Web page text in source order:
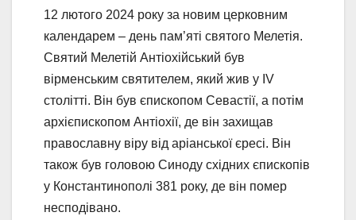
12 лютого 2024 року за новим церковним
календарем – день пам’яті святого Мелетія.
Святий Мелетій Антіохійський був
вірменським святителем, який жив у IV
столітті. Він був єпископом Севастії, а потім
архієпископом Антіохії, де він захищав
православну віру від аріанської єресі. Він
також був головою Синоду східних єпископів
у Константинополі 381 року, де він помер
несподівано.